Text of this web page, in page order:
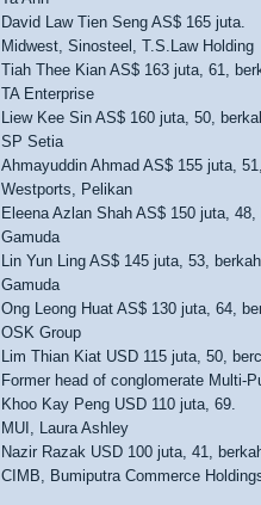
David Law Tien Seng AS$ 165 juta.
Midwest, Sinosteel, T.S.Law Holding
Tiah Thee Kian AS$ 163 juta, 61,
TA Enterprise
Liew Kee Sin AS$ 160 juta, 50,
SP Setia
Ahmayuddin Ahmad AS$ 155 juta,
Westports, Pelikan
Eleena Azlan Shah AS$ 150 juta, 48,
Gamuda
Lin Yun Ling AS$ 145 juta, 53,
Gamuda
Ong Leong Huat AS$ 130 juta, 64,
OSK Group
Lim Thian Kiat USD 115 juta, 50,
Former head of conglomerate Multi-
Khoo Kay Peng USD 110 juta, 69.
MUI, Laura Ashley
Nazir Razak USD 100 juta, 41,
CIMB, Bumiputra Commerce